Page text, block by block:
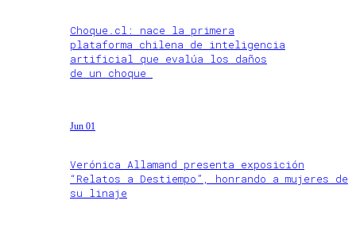
Choque.cl: nace la primera
plataforma chilena de inteligencia
artificial que evalúa los daños
de un choque
Jun 01
Verónica Allamand presenta exposición
“Relatos a Destiempo”, honrando a mujeres de
su linaje